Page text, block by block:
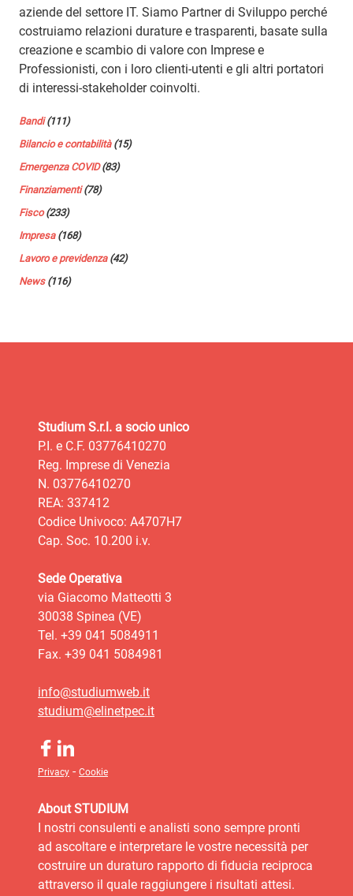
aziende del settore IT. Siamo Partner di Sviluppo perché
costruiamo relazioni durature e trasparenti, basate sulla
creazione e scambio di valore con Imprese e
Professionisti, con i loro clienti-utenti e gli altri portatori
di interessi-stakeholder coinvolti.
Bandi(111)
Bilancio e contabilità(15)
Emergenza COVID(83)
Finanziamenti(78)
Fisco(233)
Impresa(168)
Lavoro e previdenza(42)
News(116)
Studium S.r.l. a socio unico
P.I. e C.F. 03776410270
Reg. Imprese di Venezia
N. 03776410270
REA: 337412
Codice Univoco: A4707H7
Cap. Soc. 10.200 i.v.
Sede Operativa
via Giacomo Matteotti 3
30038 Spinea (VE)
Tel. +39 041 5084911
Fax. +39 041 5084981
info@studiumweb.it
studium@elinetpec.it
Privacy - Cookie
About STUDIUM
I nostri consulenti e analisti sono sempre pronti
ad ascoltare e interpretare le vostre necessità per
costruire un duraturo rapporto di fiducia reciproca
attraverso il quale raggiungere i risultati attesi.